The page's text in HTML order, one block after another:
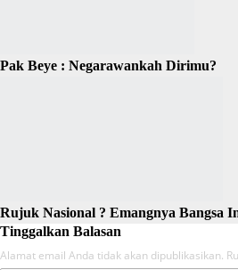
Pak Beye : Negarawankah Dirimu?
Rujuk Nasional ? Emangnya Bangsa
Tinggalkan Balasan
Alamat email Anda tidak akan dipublikasikan.